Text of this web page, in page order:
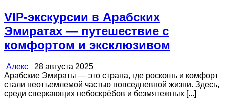
VIP-экскурсии в Арабских
Эмиратах — путешествие с
комфортом и эксклюзивом
Алекс 28 августа 2025
Арабские Эмираты — это страна, где роскошь и комфорт
стали неотъемлемой частью повседневной жизни. Здесь,
среди сверкающих небоскрёбов и безмятежных [...]